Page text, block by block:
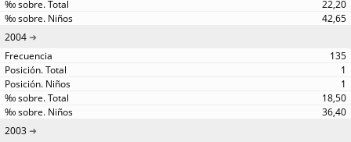
22,20
42,65
2004
135
1
1
18,50
36,40
2003